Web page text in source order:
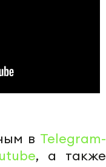
в Telegram-
, а также